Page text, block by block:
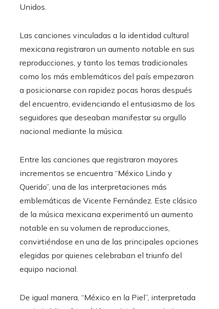
Unidos.
Las canciones vinculadas a la identidad cultural
mexicana registraron un aumento notable en sus
reproducciones, y tanto los temas tradicionales
como los más emblemáticos del país empezaron
a posicionarse con rapidez pocas horas después
del encuentro, evidenciando el entusiasmo de los
seguidores que deseaban manifestar su orgullo
nacional mediante la música.
Entre las canciones que registraron mayores
incrementos se encuentra “México Lindo y
Querido”, una de las interpretaciones más
emblemáticas de Vicente Fernández. Este clásico
de la música mexicana experimentó un aumento
notable en su volumen de reproducciones,
convirtiéndose en una de las principales opciones
elegidas por quienes celebraban el triunfo del
equipo nacional.
De igual manera, “México en la Piel”, interpretada